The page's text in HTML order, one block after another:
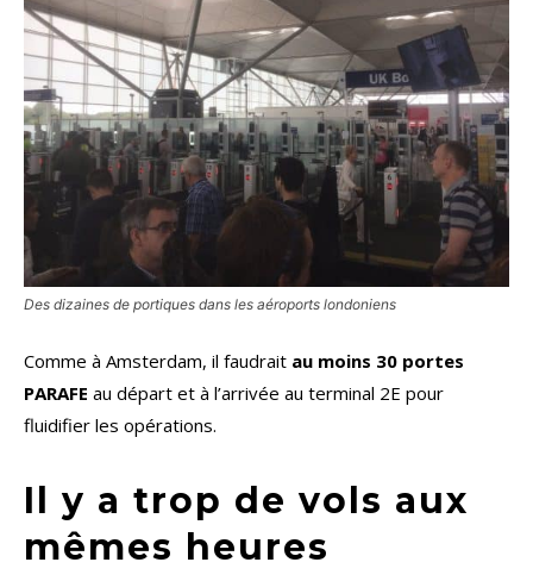
Des dizaines de portiques dans les aéroports londoniens
Comme à Amsterdam, il faudrait au moins 30 portes
PARAFE au départ et à l’arrivée au terminal 2E pour
fluidifier les opérations.
Il y a trop de vols aux
mêmes heures